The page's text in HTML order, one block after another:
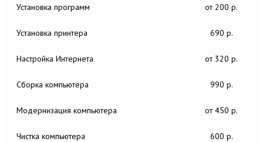
Установка программ от 200 р.
Установка принтера 690 р.
Настройка Интернета от 320 р.
Сборка компьютера 990 р.
Модернизация компьютера от 450 р.
Чистка компьютера 600 р.